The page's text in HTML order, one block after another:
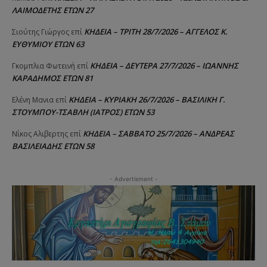
ΛΑΙΜΟΔΕΤΗΣ ΕΤΩΝ 27
Σιούτης Γιώργος επί ΚΗΔΕΙΑ – ΤΡΙΤΗ 28/7/2026 – ΑΓΓΕΛΟΣ Κ.
ΕΥΘΥΜΙΟΥ ΕΤΩΝ 63
Γκομπλια Φωτεινή επί ΚΗΔΕΙΑ – ΔΕΥΤΕΡΑ 27/7/2026 – ΙΩΑΝΝΗΣ
ΚΑΡΑΔΗΜΟΣ ΕΤΩΝ 81
Ελένη Μανια επί ΚΗΔΕΙΑ – ΚΥΡΙΑΚΗ 26/7/2026 – ΒΑΣΙΛΙΚΗ Γ.
ΣΤΟΥΜΠΟΥ-ΤΣΑΒΛΗ (ΙΑΤΡΟΣ) ΕΤΩΝ 53
Νίκος Αλιβερτης επί ΚΗΔΕΙΑ – ΣΑΒΒΑΤΟ 25/7/2026 – ΑΝΔΡΕΑΣ
ΒΑΣΙΛΕΙΑΔΗΣ ΕΤΩΝ 58
- Advertisment -